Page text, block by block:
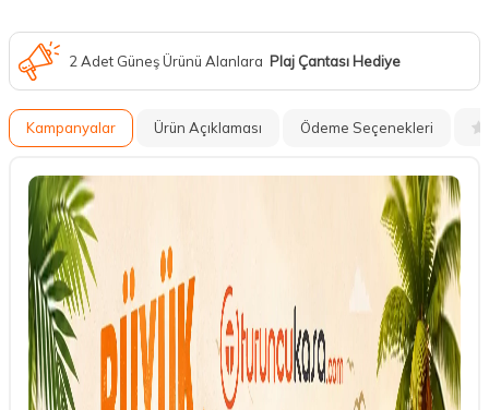
2 Adet Güneş Ürünü Alanlara Plaj Çantası Hediye
Kampanyalar Ürün Açıklaması Ödeme Seçenekleri